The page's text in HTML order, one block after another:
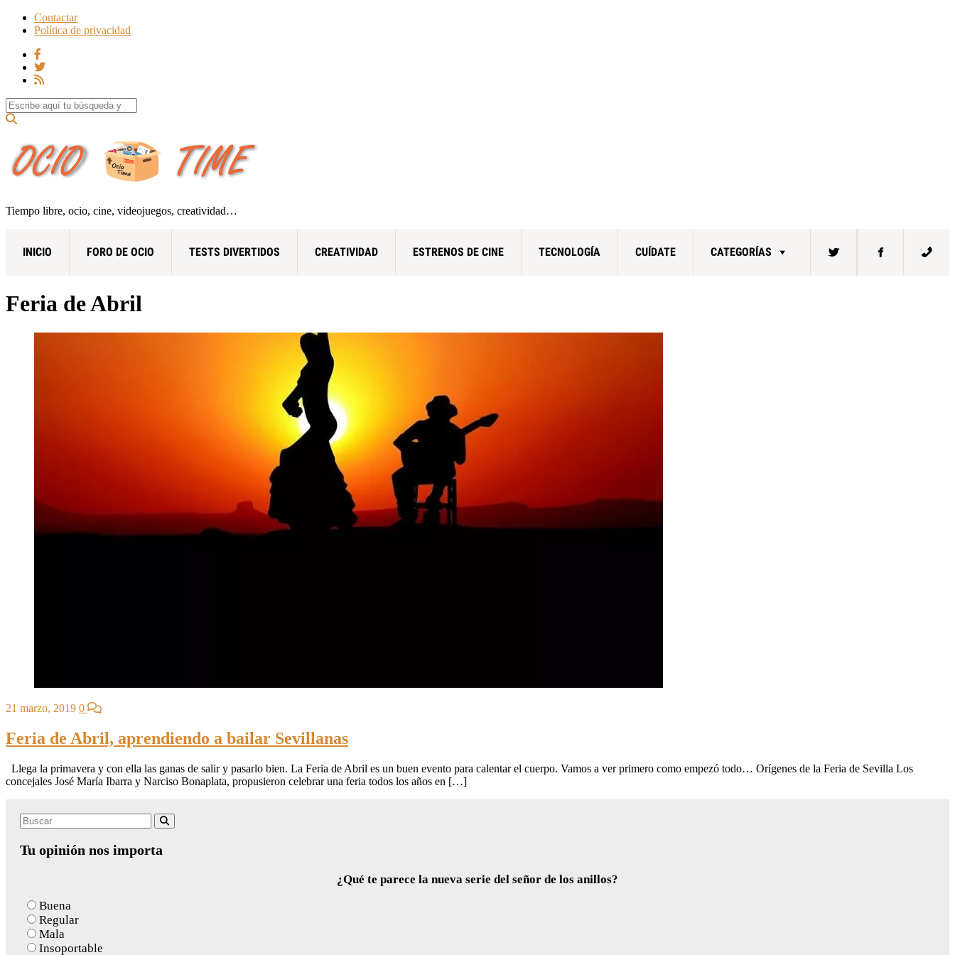
Contactar
Política de privacidad
Search for:
Tiempo libre, ocio, cine, videojuegos, creatividad…
INICIO FORO DE OCIO TESTS DIVERTIDOS CREATIVIDAD ESTRENOS DE CINE TECNOLOGÍA CUÍDATE CATEGORÍAS
Feria de Abril
21 marzo, 2019 0
Feria de Abril, aprendiendo a bailar Sevillanas
Llega la primavera y con ella las ganas de salir y pasarlo bien. La Feria de Abril es un buen evento para calentar el cuerpo. Vamos a ver primero como empezó todo… Orígenes de la Feria de Sevilla Los
concejales José María Ibarra y Narciso Bonaplata, propusieron celebrar una feria todos los años en […]
Search
Tu opinión nos importa
¿Qué te parece la nueva serie del señor de los anillos?
Buena
Regular
Mala
Insoportable